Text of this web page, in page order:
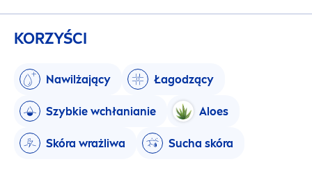
KORZYŚCI
Nawilżający Łagodzący
Szybkie wchłanianie Aloes
Skóra wrażliwa Sucha skóra